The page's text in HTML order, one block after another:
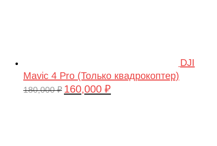
DJI
Mavic 4 Pro (Только квадрокоптер)
180,000₽ Первоначальная
160,000 ₽